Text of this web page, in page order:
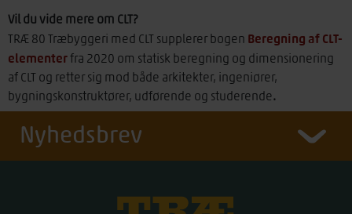
Vil du vide mere om CLT?
TRÆ 80 Træbyggeri med CLT supplerer bogen Beregning af CLT-
elementerfra 2020 om statisk beregning og dimensionering
af CLT og retter sig mod både arkitekter, ingeniører,
bygningskonstruktører, udførende og studerende.
Nyhedsbrev